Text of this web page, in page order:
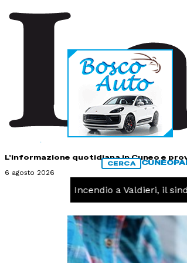
L'informazione quotidiana in Cuneo e
6 agosto 2026
CERCA CUNEO
Incendio a Valdieri, il